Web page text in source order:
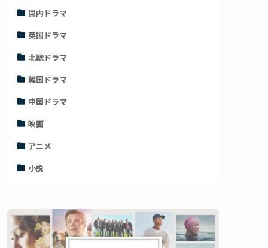
国内ドラマ
英国ドラマ
北欧ドラマ
韓国ドラマ
中国ドラマ
映画
アニメ
小説